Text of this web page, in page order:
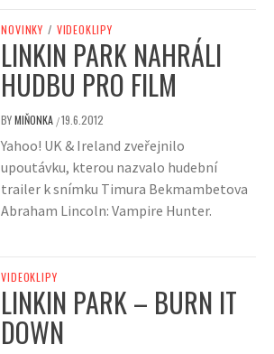
NOVINKY / VIDEOKLIPY
LINKIN PARK NAHRÁLI
HUDBU PRO FILM
BYMIŇONKA /19.6.2012
Yahoo! UK & Ireland zveřejnilo
upoutávku, kterou nazvalo hudební
trailer k snímku Timura Bekmambetova
Abraham Lincoln: Vampire Hunter.
VIDEOKLIPY
LINKIN PARK – BURN IT
DOWN